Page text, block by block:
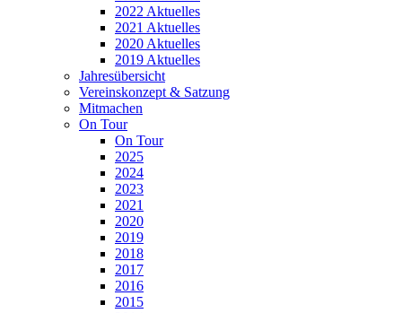
2022 Aktuelles
2021 Aktuelles
2020 Aktuelles
2019 Aktuelles
Jahresübersicht
Vereinskonzept & Satzung
Mitmachen
On Tour
On Tour
2025
2024
2023
2021
2020
2019
2018
2017
2016
2015